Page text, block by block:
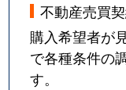
不動産売買
購入希望者が
で各種条件の
す。